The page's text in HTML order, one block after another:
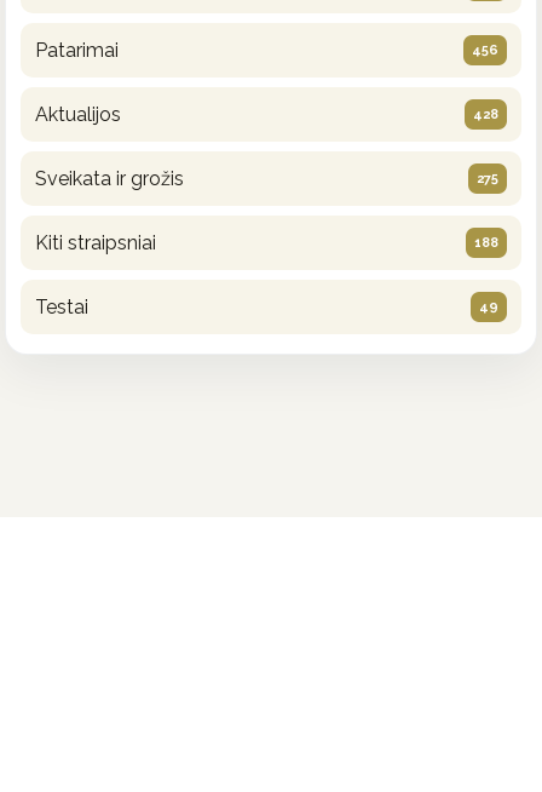
Patarimai 456
Aktualijos 428
Sveikata ir grožis 275
Kiti straipsniai 188
Testai 49